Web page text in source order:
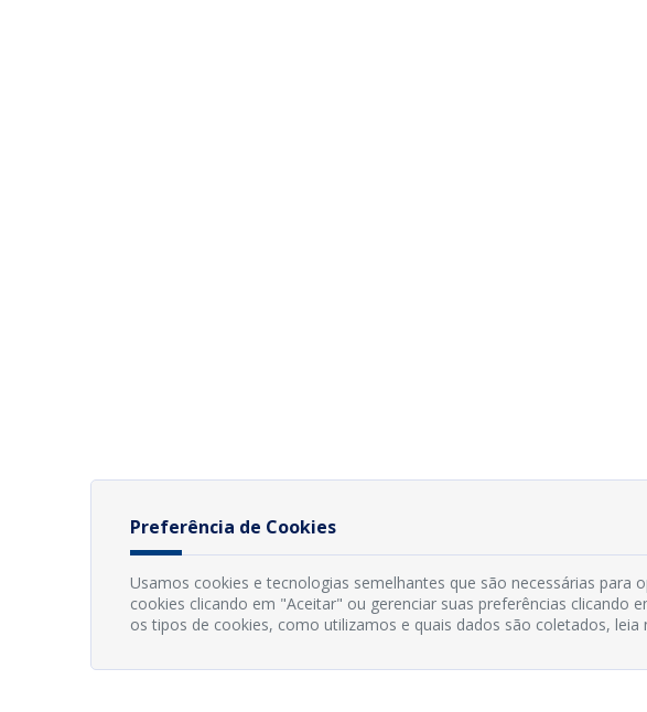
Preferência de Cookies
Usamos cookies e tecnologias semelhantes que são necessárias para
cookies clicando em "Aceitar" ou gerenciar suas preferências clicando
os tipos de cookies, como utilizamos e quais dados são coletados, leia